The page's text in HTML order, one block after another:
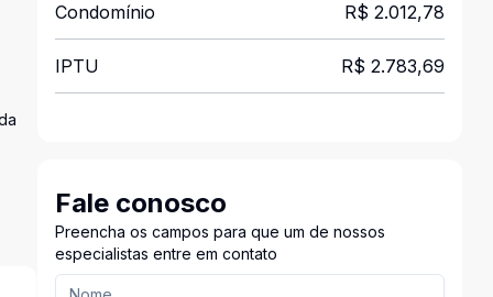
Condomínio R$ 2.012,78
IPTU R$ 2.783,69
Fale conosco
Preencha os campos para que um de nossos
especialistas entre em contato